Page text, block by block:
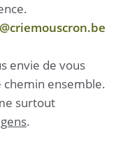
envie de vous
ensemble.
surtout
.